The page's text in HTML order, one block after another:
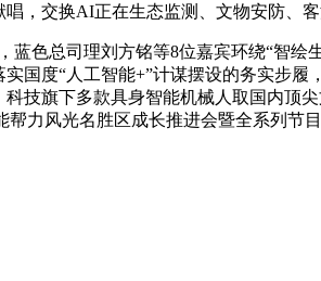
，交换AI正在生态监测、文物安防、客
总司理刘方铭等8位嘉宾环绕“智绘
国度“人工智能+”计谋摆设的务实步
技旗下多款具身智能机械人取国内顶
力风光名胜区成长推进会暨全系列节